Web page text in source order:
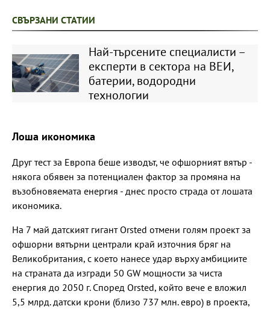
СВЪРЗАНИ СТАТИИ
Най-търсените специалисти –
експерти в сектора на ВЕИ,
батерии, водородни
технологии
Лоша икономика
Друг тест за Европа беше изводът, че офшорният вятър -
някога обявен за потенциален фактор за промяна на
възобновяемата енергия - днес просто страда от лошата
икономика.
На 7 май датският гигант Orsted отмени голям проект за
офшорни вятърни централи край източния бряг на
Великобритания, с което нанесе удар върху амбициите
на страната да изгради 50 GW мощности за чиста
енергия до 2050 г. Според Orsted, който вече е вложил
5,5 млрд. датски крони (близо 737 млн. евро) в проекта,